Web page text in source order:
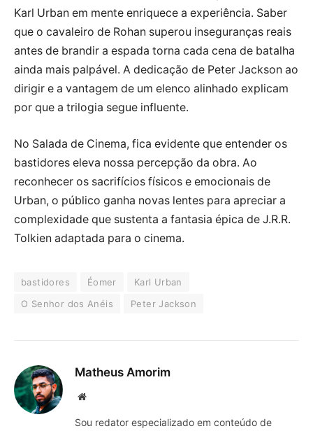
Karl Urban em mente enriquece a experiência. Saber
que o cavaleiro de Rohan superou inseguranças reais
antes de brandir a espada torna cada cena de batalha
ainda mais palpável. A dedicação de Peter Jackson ao
dirigir e a vantagem de um elenco alinhado explicam
por que a trilogia segue influente.
No Salada de Cinema, fica evidente que entender os
bastidores eleva nossa percepção da obra. Ao
reconhecer os sacrifícios físicos e emocionais de
Urban, o público ganha novas lentes para apreciar a
complexidade que sustenta a fantasia épica de J.R.R.
Tolkien adaptada para o cinema.
bastidores Éomer
Karl Urban
O Senhor dos Anéis
Peter Jackson
Matheus Amorim
Website
Sou redator especializado em conteúdo de